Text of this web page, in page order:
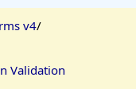
v4/
Validation